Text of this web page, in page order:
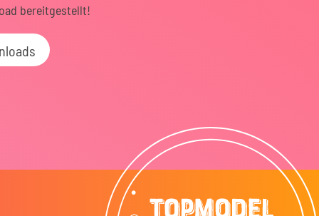
bereitgestellt!